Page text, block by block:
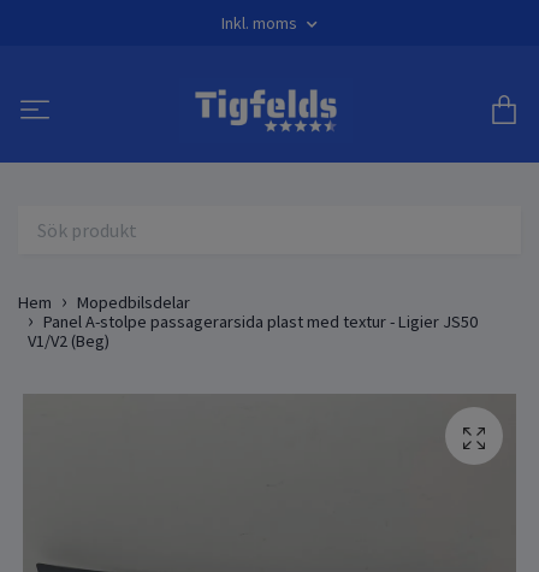
Inkl. moms
Hem
Mopedbilsdelar
Panel A-stolpe passagerarsida plast med textur - Ligier JS50
V1/V2 (Beg)